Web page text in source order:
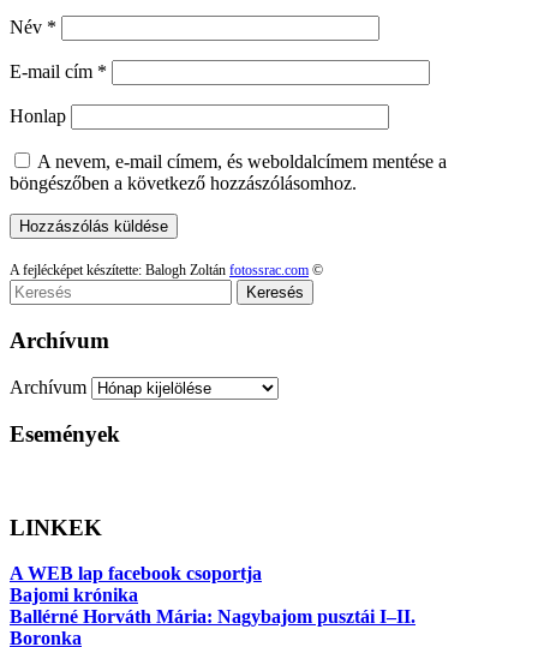
Név *
E-mail cím *
Honlap
A nevem, e-mail címem, és weboldalcímem mentése a
böngészőben a következő hozzászólásomhoz.
A fejlécképet készítette: Balogh Zoltán fotossrac.com ©
Keresés
Archívum
Archívum
Események
LINKEK
A WEB lap facebook csoportja
Bajomi krónika
Ballérné Horváth Mária: Nagybajom pusztái I–II.
Boronka